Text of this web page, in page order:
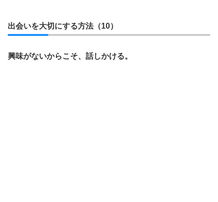
出会いを大切にする方法（10）
興味がないからこそ、話しかける。